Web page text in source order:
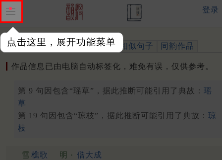
点击这里，展开功能菜单
登录
作品 标注四声 出处、引用 相似句子 同韵作品
作品信息已由电脑自动标签化，难免有误，仅供参考。
第 9 句因包含“瑶草”，据此推断可能引用了典故： 瑶
草
第 19 句因包含“琼枝”，据此推断可能引用了典故： 琼
枝
雪 樵歌 明 · 僧大成